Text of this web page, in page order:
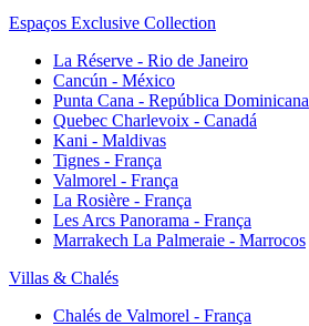
Espaços Exclusive Collection
La Réserve - Rio de Janeiro
Cancún - México
Punta Cana - República Dominicana
Quebec Charlevoix - Canadá
Kani - Maldivas
Tignes - França
Valmorel - França
La Rosière - França
Les Arcs Panorama - França
Marrakech La Palmeraie - Marrocos
Villas & Chalés
Chalés de Valmorel - França